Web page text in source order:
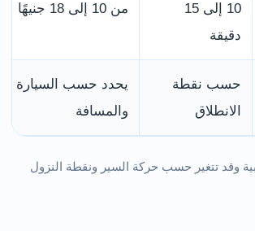
10 إلى 15
دقيقة
من 10 إلى 18 جنيهًا
حسب نقطة
الانطلاق
يحدد حسب السيارة
والمسافة
وقد تتغير حسب حركة السير ونقطة النزول